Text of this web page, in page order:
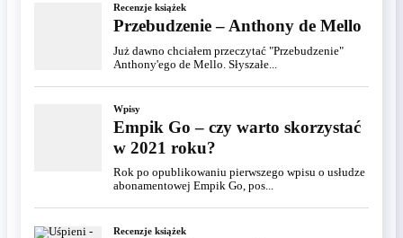
Recenzje książek
Przebudzenie – Anthony de Mello
Już dawno chciałem przeczytać "Przebudzenie"
Anthony'ego de Mello. Słyszałe...
Wpisy
Empik Go – czy warto skorzystać
w 2021 roku?
Rok po opublikowaniu pierwszego wpisu o usłudze
abonamentowej Empik Go, pos...
Recenzje książek